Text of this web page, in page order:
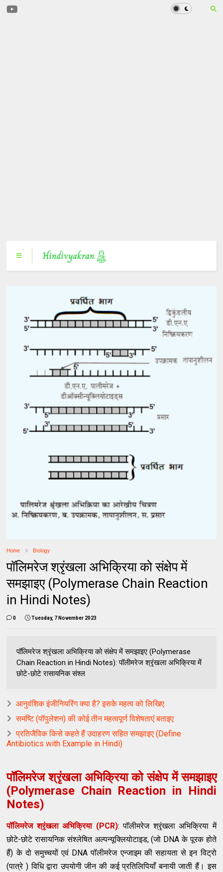
Home Biology
पॉलिमरेज श्रृंखला अभिक्रिया को संक्षेप में
समझाइए (Polymerase Chain Reaction
in Hindi Notes)
0 Tuesday, 7 November 2023
पॉलिमरेज श्रृंखला अभिक्रिया को संक्षेप में समझाइए (Polymerase
Chain Reaction in Hindi Notes): पॉलीमरेज श्रृंखला अभिक्रिया में
छोटे-छोटे रासायनिक संश्ल
आनुवंशिक इंजीनियरिंग क्या है? इसके महत्व को लिखिए
समष्टि (पॉपुलेशन) की कोई तीन महत्वपूर्ण विशेषताएं बताइए
प्रतिजैविक किसे कहते हैं उदाहरण सहित समझाइए (Define
Antibiotics with Example in Hindi)
पॉलिमरेज श्रृंखला अभिक्रिया को संक्षेप में समझाइए
(Polymerase Chain Reaction in Hindi
Notes)
पॉलिमरेज श्रृंखला अभिक्रिया (PCR): पॉलीमरेज श्रृंखला अभिक्रिया में
छोटे-छोटे रासायनिक संश्लेषित अल्पन्यूक्लियोटाइड, (जो DNA के पूरक होते
हैं) के दो समुच्चयों एवं DNA पॉलीमरेज एन्जाइम की सहायता से इन विट्रो
(पात्रे ) विधि द्वारा उपयोगी जीन की कई प्रतिलिपियाँ बनायी जाती हैं। इस